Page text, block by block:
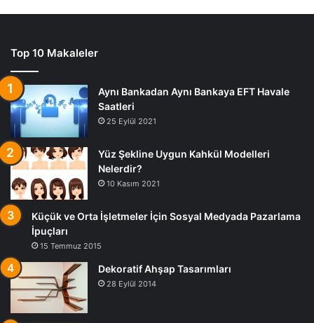
Top 10 Makaleler
Aynı Bankadan Aynı Bankaya EFT Havale
Saatleri
25 Eylül 2021
Yüz Şekline Uygun Kahkül Modelleri
Nelerdir?
10 Kasım 2021
Küçük ve Orta İşletmeler İçin Sosyal Medyada Pazarlama
İpuçları
15 Temmuz 2015
Dekoratif Ahşap Tasarımları
28 Eylül 2014